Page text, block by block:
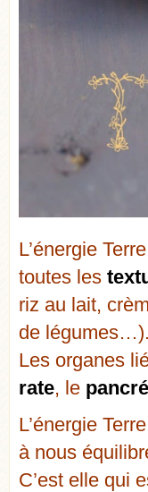
L’énergie
toutes les
riz au lait,
de légumes…).
Les organes
rate, le
L’énergie
à nous
C’est elle qui